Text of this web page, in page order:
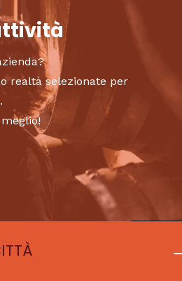
realtà selezionate per